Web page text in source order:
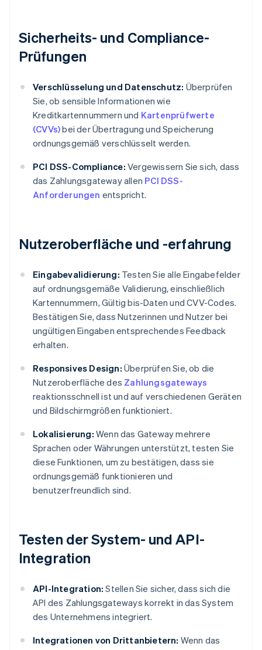
Sicherheits- und Compliance-
Prüfungen
Verschlüsselung und Datenschutz: Überprüfen
Sie, ob sensible Informationen wie
Kreditkartennummern und Kartenprüfwerte
(CVVs)bei der Übertragung und Speicherung
ordnungsgemäß verschlüsselt werden.
PCI DSS-Compliance: Vergewissern Sie sich, dass
das Zahlungsgateway allen PCI DSS-
Anforderungen entspricht.
Nutzeroberfläche und -erfahrung
Eingabevalidierung: Testen Sie alle Eingabefelder
auf ordnungsgemäße Validierung, einschließlich
Kartennummern, Gültig bis-Daten und CVV-Codes.
Bestätigen Sie, dass Nutzerinnen und Nutzer bei
ungültigen Eingaben entsprechendes Feedback
erhalten.
Responsives Design: Überprüfen Sie, ob die
Nutzeroberfläche des Zahlungsgateways
reaktionsschnell ist und auf verschiedenen Geräten
und Bildschirmgrößen funktioniert.
Lokalisierung: Wenn das Gateway mehrere
Sprachen oder Währungen unterstützt, testen Sie
diese Funktionen, um zu bestätigen, dass sie
ordnungsgemäß funktionieren und
benutzerfreundlich sind.
Testen der System- und API-
Integration
API-Integration: Stellen Sie sicher, dass sich die
API des Zahlungsgateways korrekt in das System
des Unternehmens integriert.
Integrationen von Drittanbietern: Wenn das